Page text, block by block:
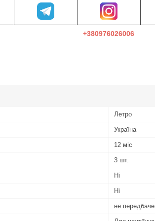
+380976026006
Летро
Україна
12 міс
3 шт.
Ні
Ні
не